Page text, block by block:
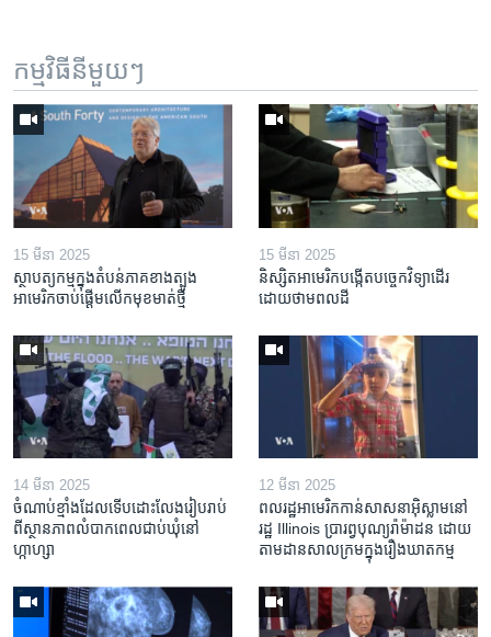
កម្មវិធី​នីមួយៗ
15 មីនា 2025
ស្ថាបត្យកម្ម​ក្នុង​តំបន់​ភាគ​ខាង​ត្បូង​
អាមេរិក​ចាប់ផ្តើម​លើក​មុខមាត់​ថ្មី
15 មីនា 2025
និស្សិត​អាមេរិក​បង្កើត​បច្ចេកវិទ្យា​ដើរ​
ដោយ​ថាមពល​ដី
14 មីនា 2025
ចំណាប់ខ្មាំង​ដែល​ទើប​ដោះលែង​រៀបរាប់​
ពី​ស្ថានភាព​​លំបាក​ពេល​ជាប់​ឃុំ​នៅ​
ហ្កាហ្សា
12 មីនា 2025
ពលរដ្ឋអាមេរិក​កាន់សាសនា​អ៊ិស្លាម​នៅ
រដ្ឋ Illinois ​ប្រារព្វបុណ្យរ៉ាម៉ាដន ​ដោយ​
តាម​ដាន​​សាលក្រមក្នុងរឿងឃាតកម្ម